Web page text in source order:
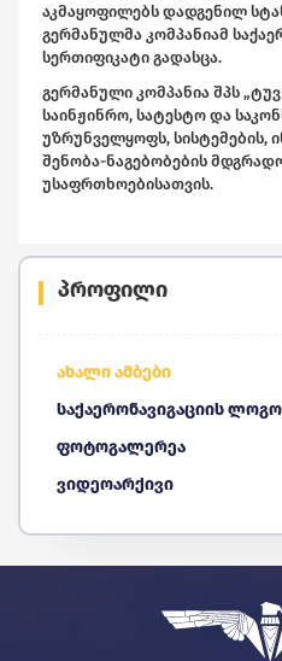
პროფილი
ახალი ამბები
საქაერონავიგაციის ლოგო
ფოტოგალერეა
ვიდეოარქივი
აკმაყოფილებს დადგენილ
გერმანულმა კომპანიამ
სერთიფიკატი გადასცა.
გერმანული კომპანია შპს
საინჟინრო, სატესტო და
უზრუნველყოფს, სისტემების,
შენობა-ნაგებობების
უსაფრთხოებისათვის.